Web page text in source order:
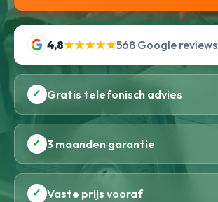
4,8★★★★★568 Google reviews
✓ Gratis telefonisch advies
✓ 3 maanden garantie
✓ Vaste prijs vooraf